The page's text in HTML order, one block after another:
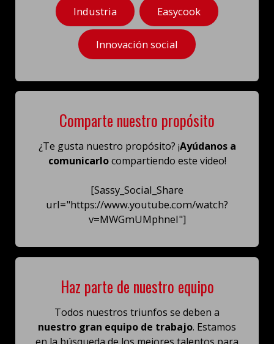
Industria Easycook
Innovación social
Comparte nuestro propósito
¿Te gusta nuestro propósito? ¡Ayúdanos a
comunicarlocompartiendo este video!
[Sassy_Social_Share
url="https://www.youtube.com/watch?
v=MWGmUMphneI"]
Haz parte de nuestro equipo
Todos nuestros triunfos se deben a
nuestro gran equipo de trabajo. Estamos